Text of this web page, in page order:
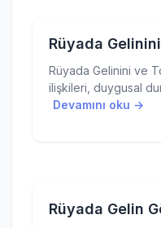
Rüyada
Rüyada Gelinini ve
ilişkileri, duygusal
Devamını oku →
Rüyada Gelin